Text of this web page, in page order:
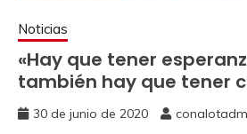
Noticias
«Hay que tener
también hay que tener
30 de junio de 2020 conalotadm